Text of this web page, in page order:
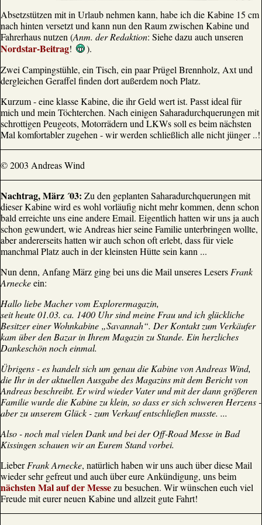
Absetzstützen mit in Urlaub nehmen kann, habe ich die Kabine 15 cm
nach hinten versetzt und kann nun den Raum zwischen Kabine und
Fahrerhaus nutzen (Anm. der Redaktion: Siehe dazu auch unseren
Nordstar-Beitrag!
).
Zwei Campingstühle, ein Tisch, ein paar Prügel Brennholz, Axt und
dergleichen Geraffel finden dort außerdem noch Platz.
Kurzum - eine klasse Kabine, die ihr Geld wert ist. Passt ideal für
mich und mein Töchterchen. Nach einigen Saharadurchquerungen mit
schrottigen Peugeots, Motorrädern und LKWs soll es beim nächsten
Mal komfortabler zugehen - wir werden schließlich alle nicht jünger ..!
© 2003 Andreas Wind
Nachtrag, März ´03: Zu den geplanten Saharadurchquerungen mit
dieser Kabine wird es wohl vorläufig nicht mehr kommen, denn schon
bald erreichte uns eine andere Email. Eigentlich hatten wir uns ja auch
schon gewundert, wie Andreas hier seine Familie unterbringen wollte,
aber andererseits hatten wir auch schon oft erlebt, dass für viele
manchmal Platz auch in der kleinsten Hütte sein kann ...
Nun denn, Anfang März ging bei uns die Mail unseres Lesers Frank
Arneckeein:
Hallo liebe Macher vom Explorermagazin,
seit heute 01.03. ca. 1400 Uhr sind meine Frau und ich glückliche
Besitzer einer Wohnkabine „Savannah“. Der Kontakt zum Verkäufer
kam über den Bazar in Ihrem Magazin zu Stande. Ein herzliches
Dankeschön noch einmal.
Übrigens - es handelt sich um genau die Kabine von Andreas Wind,
die Ihr in der aktuellen Ausgabe des Magazins mit dem Bericht von
Andreas beschreibt. Er wird wieder Vater und mit der dann größeren
Familie wurde die Kabine zu klein, so dass er sich schweren Herzens -
aber zu unserem Glück - zum Verkauf entschließen musste. ...
Also - noch mal vielen Dank und bei der Off-Road Messe in Bad
Kissingen schauen wir an Eurem Stand vorbei.
LieberFrank Arnecke, natürlich haben wir uns auch über diese Mail
wieder sehr gefreut und auch über eure Ankündigung, uns beim
nächsten Mal auf der Messezu besuchen. Wir wünschen euch viel
Freude mit eurer neuen Kabine und allzeit gute Fahrt!